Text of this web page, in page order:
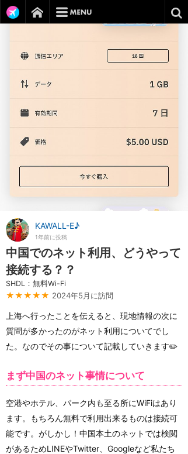
KAWALL-E♪
1年前に投稿
中国でのネット利用、どうやって
接続する？？
SHDL：無料Wi-Fi
★★★★★ 2024年5月に訪問
上海へ行ったことを伝えると、現地情報の次に
質問が多かったのがネット利用についてでし
た。なのでその事について記載していきます✏️
まず中国のネット事情について
空港やホテル、パーク内も至る所にWiFiはあり
ます。もちろん無料で利用出来るものは接続可
能です。がしかし！中国本土のネットでは検閲
があるためLINEやTwitter、Googleなど私たち